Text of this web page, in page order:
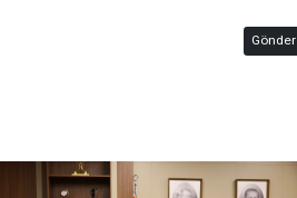
Gönder